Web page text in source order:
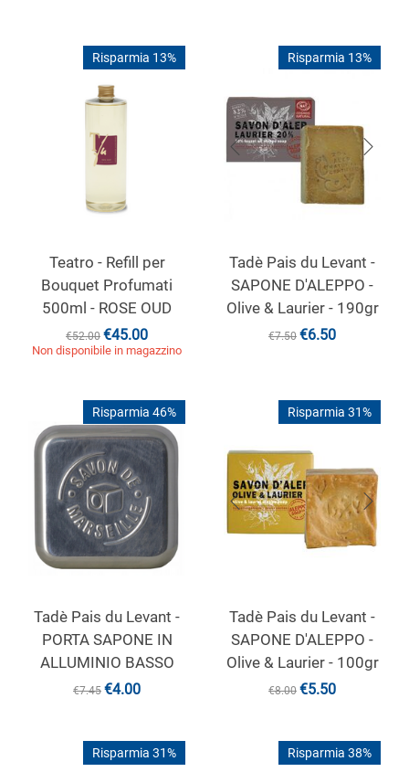
Risparmia 13%
Teatro - Refill per
Bouquet Profumati
500ml - ROSE OUD
€52.00 €45.00
Non disponibile in magazzino
Risparmia 13%
Tadè Pais du Levant -
SAPONE D'ALEPPO -
Olive & Laurier - 190gr
€7.50 €6.50
Risparmia 46%
Tadè Pais du Levant -
PORTA SAPONE IN
ALLUMINIO BASSO
€7.45 €4.00
Risparmia 31%
Tadè Pais du Levant -
SAPONE D'ALEPPO -
Olive & Laurier - 100gr
€8.00 €5.50
Risparmia 31% Risparmia 38%